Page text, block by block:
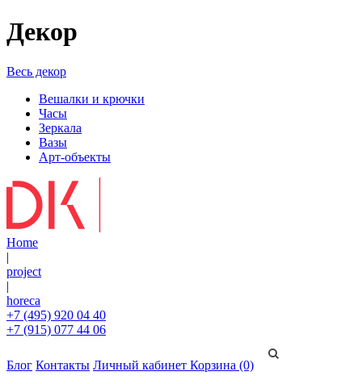
Декор
Весь декор
Вешалки и крючки
Часы
Зеркала
Вазы
Арт-объекты
Home
|
project
|
horeca
+7 (495) 920 04 40
+7 (915) 077 44 06
Блог Контакты Личный кабинет Корзина (0)